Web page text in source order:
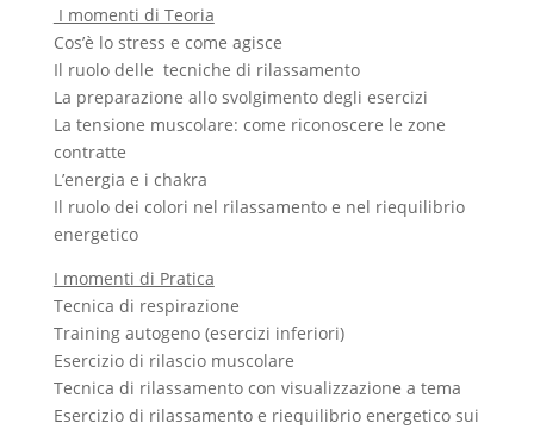
I momenti di Teoria
Cos’è lo stress e come agisce
Il ruolo delle tecniche di rilassamento
La preparazione allo svolgimento degli esercizi
La tensione muscolare: come riconoscere le zone
contratte
L’energia e i chakra
Il ruolo dei colori nel rilassamento e nel riequilibrio
energetico
I momenti di Pratica
Tecnica di respirazione
Training autogeno (esercizi inferiori)
Esercizio di rilascio muscolare
Tecnica di rilassamento con visualizzazione a tema
Esercizio di rilassamento e riequilibrio energetico sui